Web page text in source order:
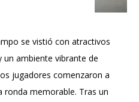
se vistió con atractivos
ambiente vibrante de
jugadores comenzaron a
ronda memorable. Tras un